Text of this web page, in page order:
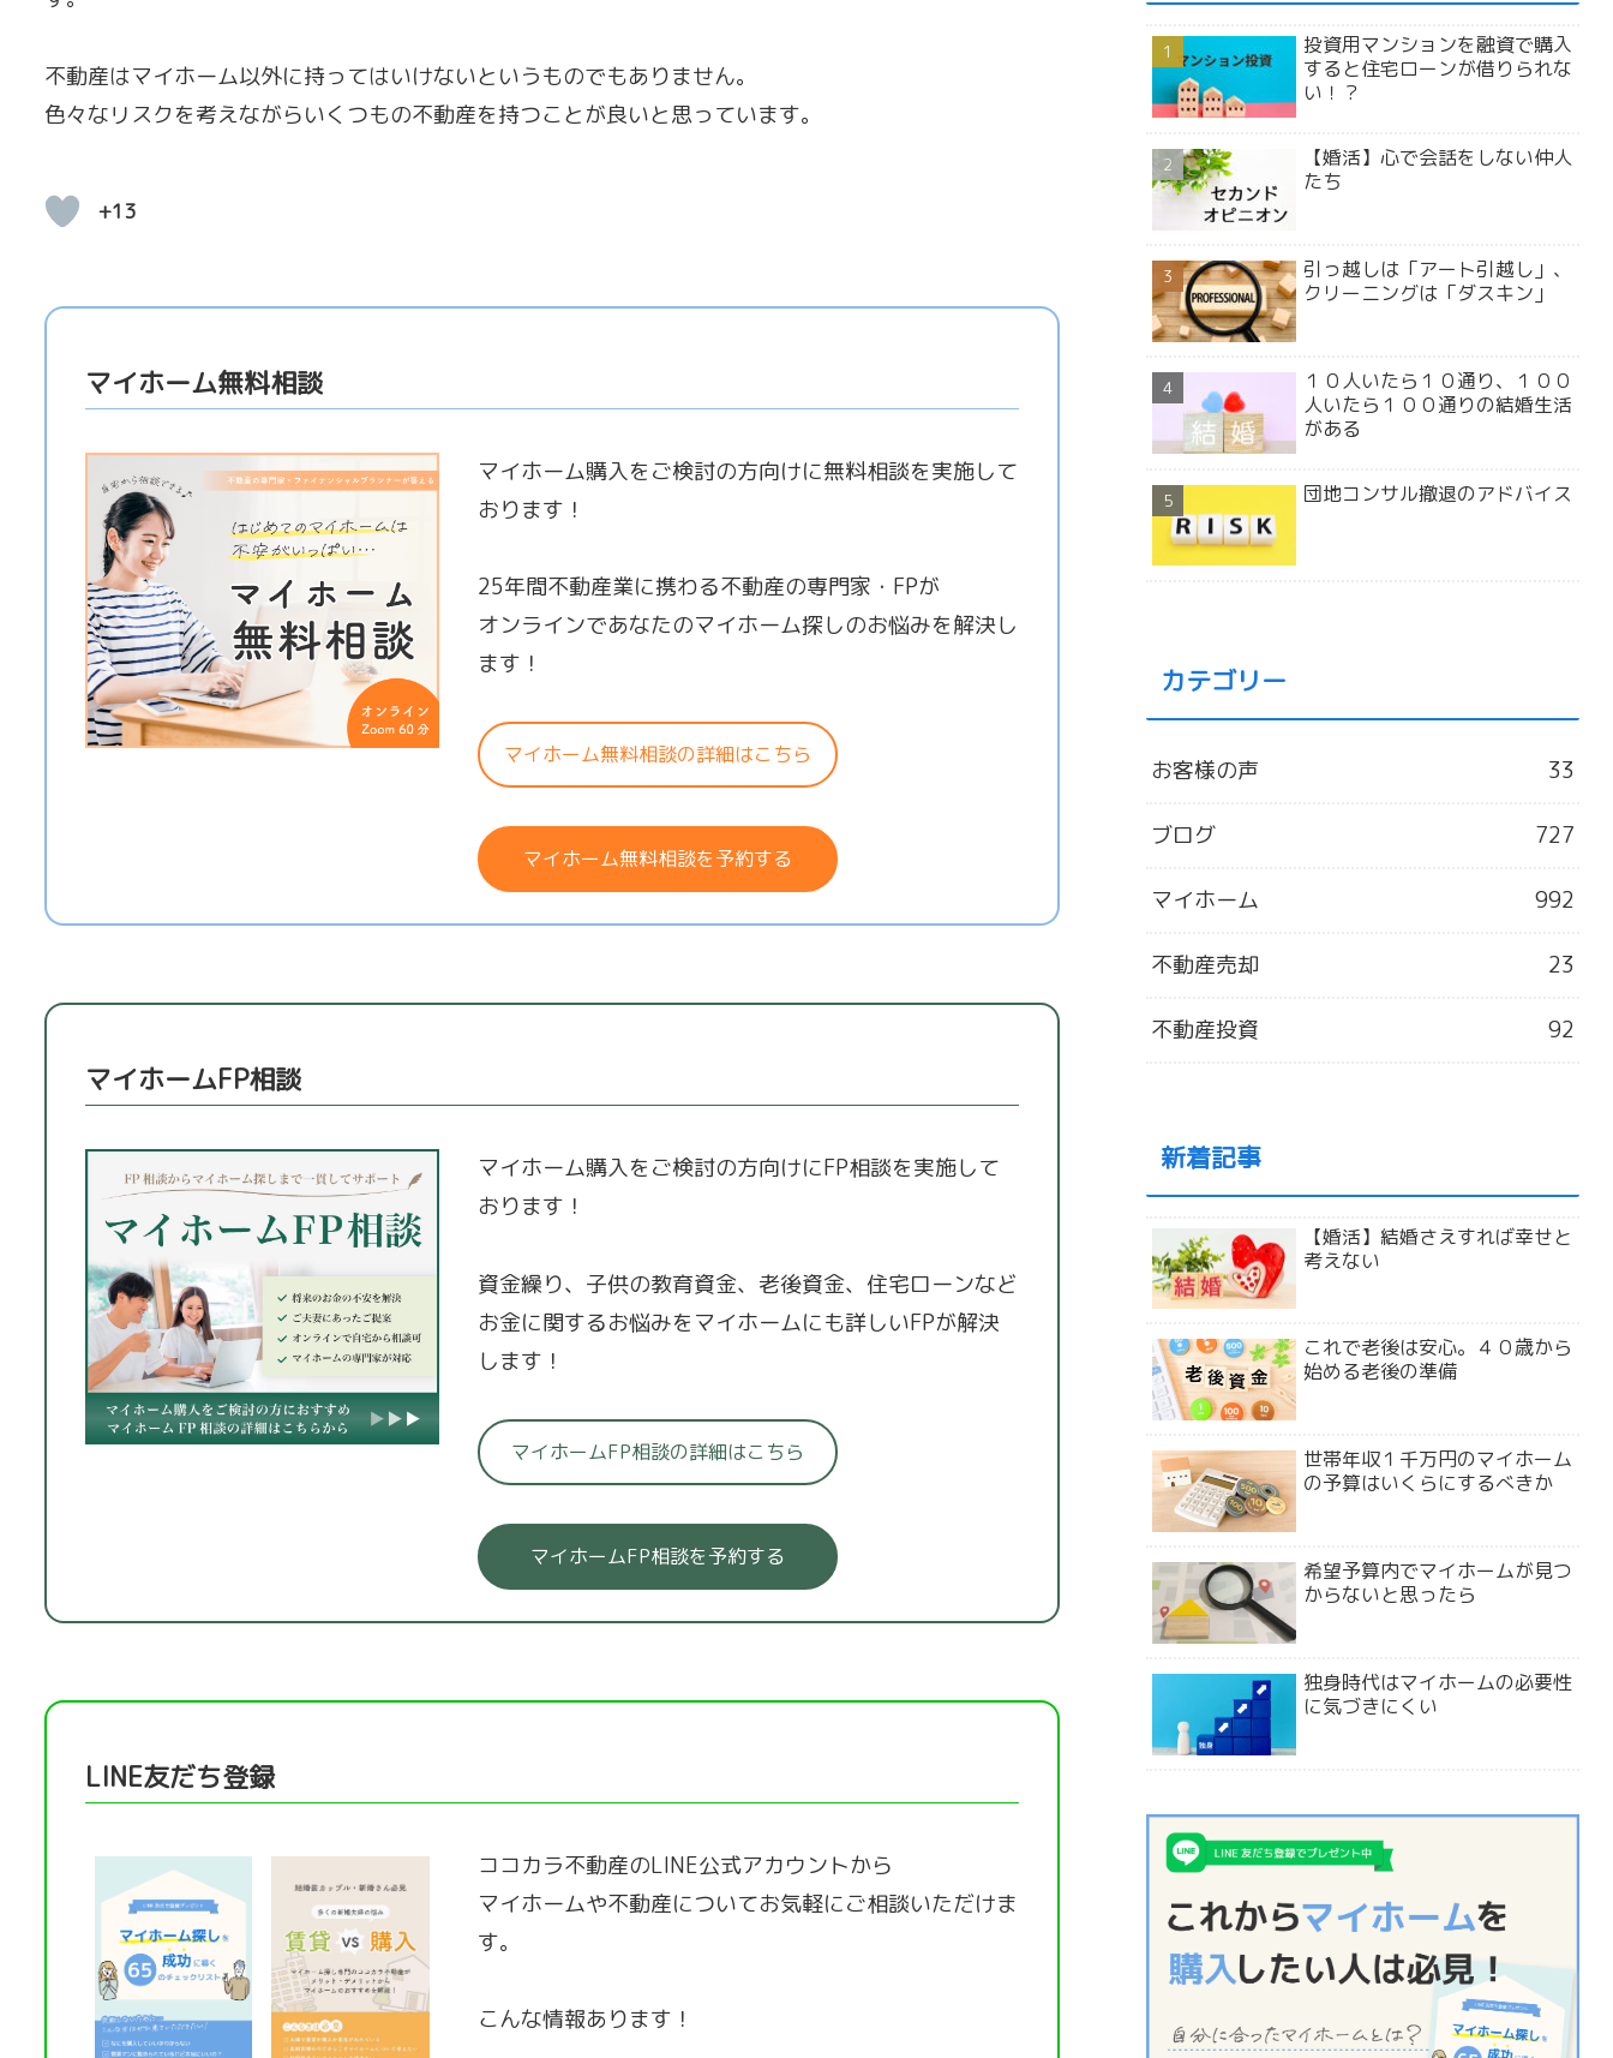
不動産はマイホーム以外に持ってはいけないというものでもありません。
色々なリスクを考えながらいくつもの不動産を持つことが良いと思っています。
+13
マイホーム無料相談
マイホーム購入をご検討の方向けに無料相談を実施して
おります！
25年間不動産業に携わる不動産の専門家・FPが
オンラインであなたのマイホーム探しのお悩みを解決し
ます！
マイホーム無料相談の詳細はこちら
マイホーム無料相談を予約する
マイホームFP相談
マイホーム購入をご検討の方向けにFP相談を実施して
おります！
資金繰り、子供の教育資金、老後資金、住宅ローンなど
お金に関するお悩みをマイホームにも詳しいFPが解決
します！
マイホームFP相談の詳細はこちら
マイホームFP相談を予約する
LINE友だち登録
ココカラ不動産のLINE公式アカウントから
マイホームや不動産についてお気軽にご相談いただけま
す。
こんな情報あります！
投資用マンションを融資で購入
すると住宅ローンが借りられな
い！？
【婚活】心で会話をしない仲人
たち
引っ越しは「アート引越し」、
クリーニングは「ダスキン」
１０人いたら１０通り、１００
人いたら１００通りの結婚生活
がある
団地コンサル撤退のアドバイス
カテゴリー
お客様の声 33
ブログ 727
マイホーム 992
不動産売却 23
不動産投資 92
新着記事
【婚活】結婚さえすれば幸せと
考えない
これで老後は安心。４０歳から
始める老後の準備
世帯年収１千万円のマイホーム
の予算はいくらにするべきか
希望予算内でマイホームが見つ
からないと思ったら
独身時代はマイホームの必要性
に気づきにくい